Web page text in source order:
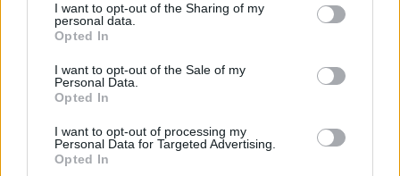
I want to opt-out of the Sharing of my
personal data.
Opted In
I want to opt-out of the Sale of my
Personal Data.
Opted In
I want to opt-out of processing my
Personal Data for Targeted Advertising.
Opted In
Природен газ от Кипър ще потече към
Европа през 2028 година
09.08.2026 / 17:30